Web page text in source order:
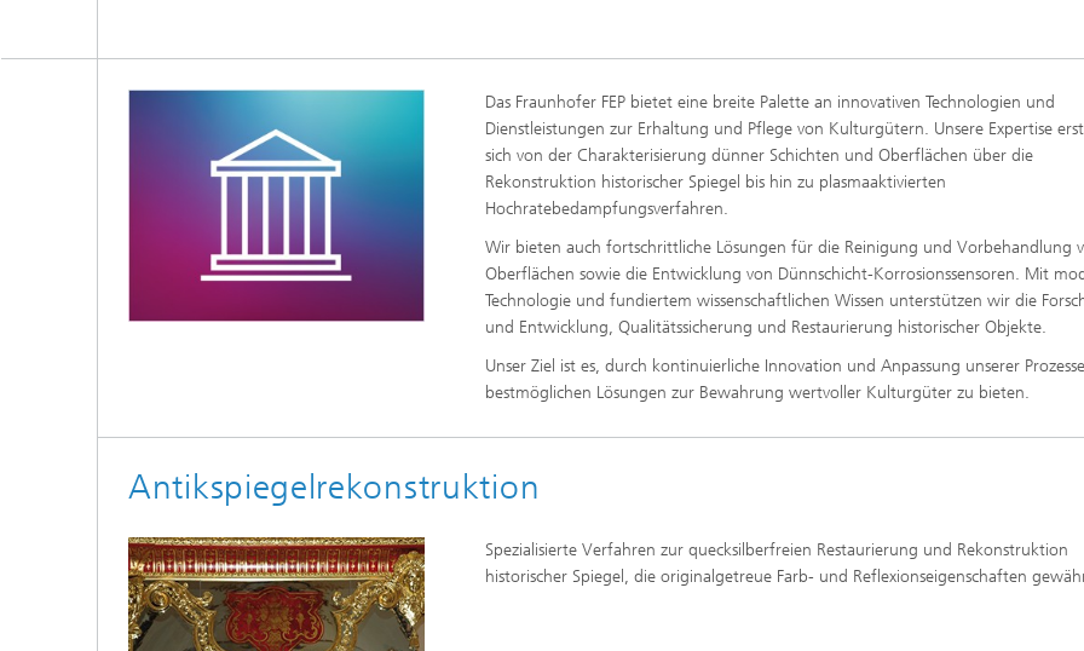
Das Fraunhofer FEP bietet eine breite Palette an innovativen Technologien und
Dienstleistungen zur Erhaltung und Pflege von Kulturgütern. Unsere Expertise
sich von der Charakterisierung dünner Schichten und Oberflächen über die
Rekonstruktion historischer Spiegel bis hin zu plasmaaktivierten
Hochratebedampfungsverfahren.
Wir bieten auch fortschrittliche Lösungen für die Reinigung und Vorbehandlung
Oberflächen sowie die Entwicklung von Dünnschicht-Korrosionssensoren. Mit
Technologie und fundiertem wissenschaftlichen Wissen unterstützen wir die
und Entwicklung, Qualitätssicherung und Restaurierung historischer Objekte.
Unser Ziel ist es, durch kontinuierliche Innovation und Anpassung unserer
bestmöglichen Lösungen zur Bewahrung wertvoller Kulturgüter zu bieten.
Antikspiegelrekonstruktion
Spezialisierte Verfahren zur quecksilberfreien Restaurierung und Rekonstruktion
historischer Spiegel, die originalgetreue Farb- und Reflexionseigenschaften